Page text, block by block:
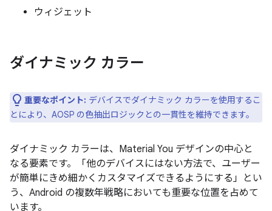
ウィジェット
ダイナミック カラー
重要なポイント: デバイスでダイナミック カラーを使用するこ
とにより、AOSP の色抽出ロジックとの一貫性を維持できます。
ダイナミック カラーは、Material You デザインの中心と
なる要素です。「他のデバイスにはない方法で、ユーザー
が簡単にきめ細かくカスタマイズできるようにする」とい
う、Android の複数年戦略においても重要な位置を占めて
います。